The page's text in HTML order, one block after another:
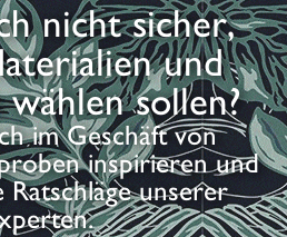
nicht sicher,
und
wählen sollen?
im Geschäft von
inspirieren und
Ratschläge unserer